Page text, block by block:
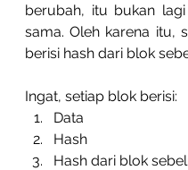
berubah, itu bukan
sama. Oleh karena itu,
berisi hash dari blok
Ingat, setiap blok berisi:
Data
Hash
Hash dari blok